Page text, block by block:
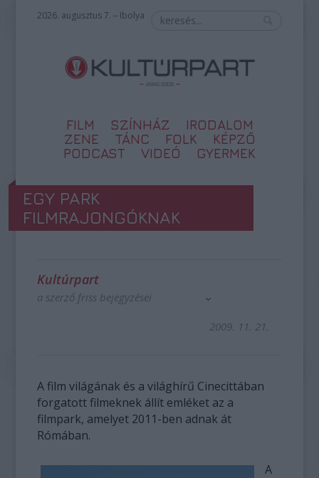
2026. augusztus 7. – Ibolya
FILM SZÍNHÁZ
IRODALOM
ZENE
TÁNC FOLK
KÉPZŐ
PODCAST
VIDEÓ GYERMEK
EGY PARK
FILMRAJONGÓKNAK
Kultúrpart
a szerző friss bejegyzései
2009. 11. 21.
A film világának és a világhírű Cinecittában
forgatott filmeknek állít emléket az a
filmpark, amelyet 2011-ben adnak át
Rómában.
A